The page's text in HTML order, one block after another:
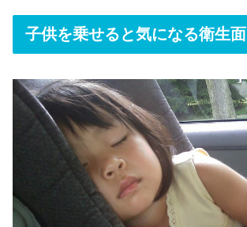
子供を乗せると気になる衛生面